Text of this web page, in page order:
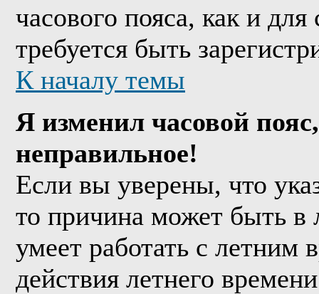
часового пояса, как и
требуется быть
К началу темы
Я изменил часовой
неправильное!
Если вы уверены, что
то причина может быть
умеет работать с летним
действия летнего